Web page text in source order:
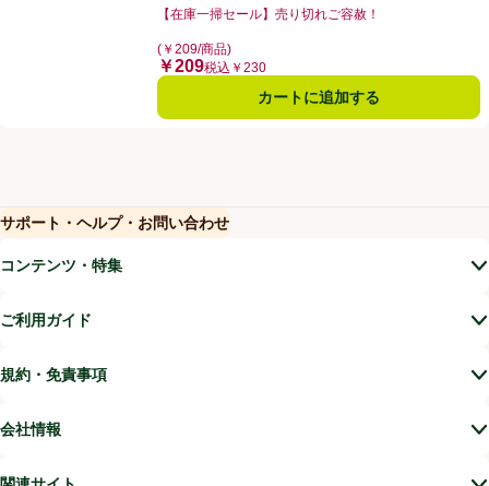
【在庫一掃セール】売り切れご容赦！
(￥209/商品)
価格
￥209税込￥230
カートに追加する
サポート・ヘルプ・お問い合わせ
(新しいウィンドウで開く)
コンテンツ・特集
ご利用ガイド
規約・免責事項
会社情報